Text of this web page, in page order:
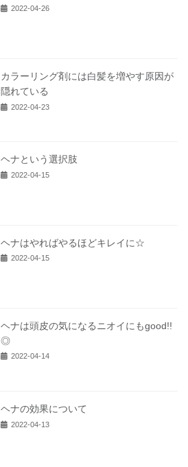
2022-04-26
カラーリング剤には白髪を増やす原因が
隠れている
2022-04-23
ヘナという選択肢
2022-04-15
ヘナはやればやるほどキレイに☆
2022-04-15
ヘナは頭皮の気になるニオイにもgood!!
◎
2022-04-14
ヘナの効果について
2022-04-13